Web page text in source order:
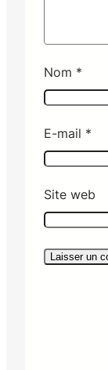
Nom *
E-mail *
Site web